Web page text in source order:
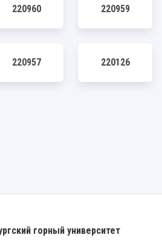
220960 220959
220957 220126
горный университет